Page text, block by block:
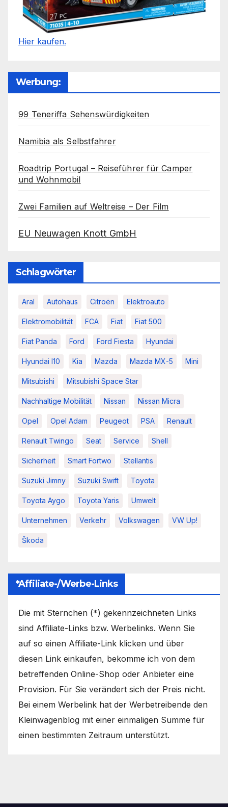
Hier kaufen.
Werbung:
99 Teneriffa Sehenswürdigkeiten
Namibia als Selbstfahrer
Roadtrip Portugal – Reiseführer für Camper
und Wohnmobil
Zwei Familien auf Weltreise – Der Film
EU Neuwagen Knott GmbH
Schlagwörter
Aral Autohaus Citroën Elektroauto
Elektromobilität FCA Fiat Fiat 500
Fiat Panda Ford Ford Fiesta Hyundai
Hyundai I10 Kia Mazda Mazda MX-5 Mini
Mitsubishi Mitsubishi Space Star
Nachhaltige Mobilität Nissan Nissan Micra
Opel Opel Adam Peugeot PSA Renault
Renault Twingo Seat Service Shell
Sicherheit Smart Fortwo Stellantis
Suzuki Jimny Suzuki Swift Toyota
Toyota Aygo Toyota Yaris Umwelt
Unternehmen Verkehr Volkswagen VW Up!
Škoda
*Affiliate-/Werbe-Links
Die mit Sternchen (*) gekennzeichneten Links
sind Affiliate-Links bzw. Werbelinks. Wenn Sie
auf so einen Affiliate-Link klicken und über
diesen Link einkaufen, bekomme ich von dem
betreffenden Online-Shop oder Anbieter eine
Provision. Für Sie verändert sich der Preis nicht.
Bei einem Werbelink hat der Werbetreibende den
Kleinwagenblog mit einer einmaligen Summe für
einen bestimmten Zeitraum unterstützt.